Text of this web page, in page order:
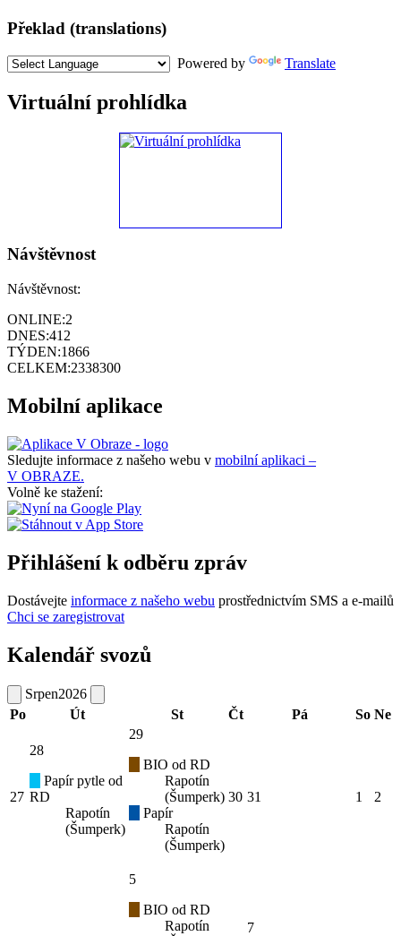
Překlad (translations)
Powered by Translate
Virtuální prohlídka
Návštěvnost
Návštěvnost:
ONLINE:2
DNES:412
TÝDEN:1866
CELKEM:2338300
Mobilní aplikace
Sledujte informace z našeho webu v mobilní aplikaci –
V OBRAZE.
Volně ke stažení:
Přihlášení k odběru zpráv
Dostávejte informace z našeho webu prostřednictvím SMS a e-mailů
Chci se zaregistrovat
Kalendář svozů
Srpen2026
Po
Út St Čt Pá So Ne
27
28
Papír pytle od
RD
Rapotín
(Šumperk)
29
BIO od RD
Rapotín
(Šumperk)
Papír
Rapotín
(Šumperk)
30 31 1 2
5
BIO od RD
Rapotín
7